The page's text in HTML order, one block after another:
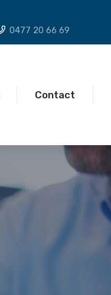
0477 20 66 69
Contact